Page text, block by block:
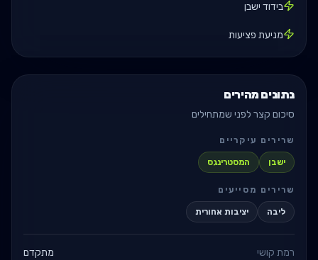
בידוד ישבן
מניעת פציעות
נתונים מהירים
סיכום קצר לפני שמתחילים
שרירים עיקריים
ישבן המסטרינגס
שרירים מסייעים
ליבה יציבות אחורית
רמת קושי
מתקדם